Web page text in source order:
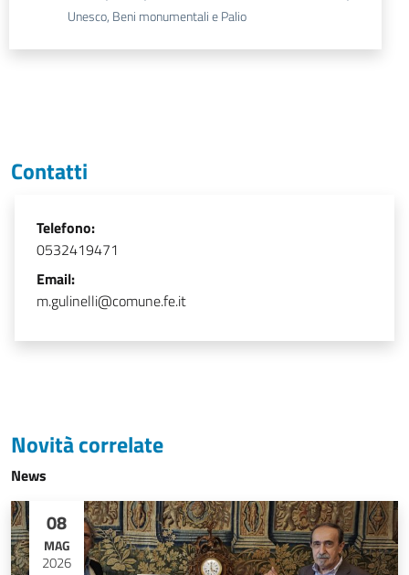
Unesco, Beni monumentali e Palio
Contatti
Telefono:
0532419471
Email:
m.gulinelli@comune.fe.it
Novità correlate
News
08
MAG
2026